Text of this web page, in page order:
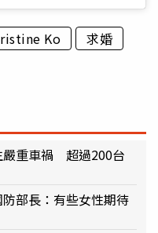
Ko
求婚
嚴重車禍 超過200台
部長：有些女性期待